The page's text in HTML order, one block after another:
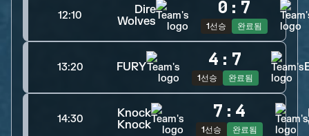
12:10
Dire
Wolves
0 : 7
1선승 완료됨
13:20 FURY 4 : 7
1선승 완료됨
14:30
Knock
Knock
7 : 4
1선승 완료됨